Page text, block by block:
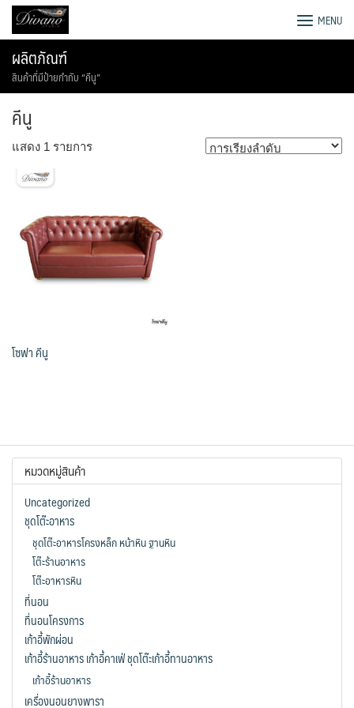
Skipโรงงานโซฟา เตียง ชุดโต๊ะอาหาร MENU
ผลิตภัณฑ์
สินค้าที่มีป้ายกำกับ “คีนู”
คีนู
แสดง 1 รายการ
โซฟา คีนู
หมวดหมู่สินค้า
Uncategorized
ชุดโต๊ะอาหาร
ชุดโต๊ะอาหารโครงหล็ก หน้าหิน ฐานหิน
โต๊ะร้านอาหาร
โต๊ะอาหารหิน
ที่นอน
ที่นอนโครงการ
เก้าอี้พักผ่อน
เก้าอี้ร้านอาหาร เก้าอี้คาเฟ่ ชุดโต๊ะเก้าอี้ทานอาหาร
เก้าอี้ร้านอาหาร
เครื่องนอนยางพารา